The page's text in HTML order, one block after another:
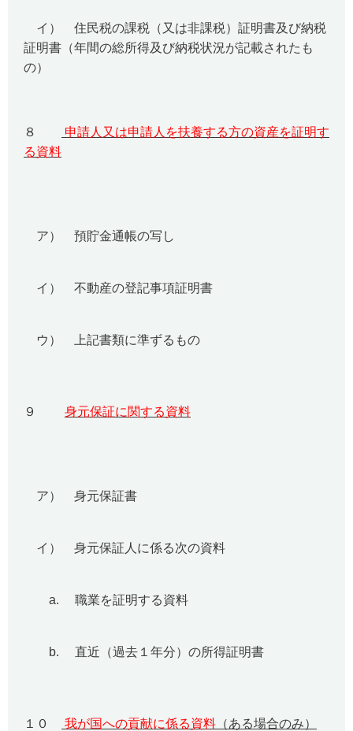
イ） 住民税の課税（又は非課税）証明書及び納税
証明書（年間の総所得及び納税状況が記載されたも
の）
８
申請人又は申請人を扶養する方の資産を証明す
る資料
ア） 預貯金通帳の写し
イ） 不動産の登記事項証明書
ウ） 上記書類に準ずるもの
９ 身元保証に関する資料
ア） 身元保証書
イ） 身元保証人に係る次の資料
a. 職業を証明する資料
b. 直近（過去１年分）の所得証明書
１０ 我が国への貢献に係る資料 （ある場合のみ）